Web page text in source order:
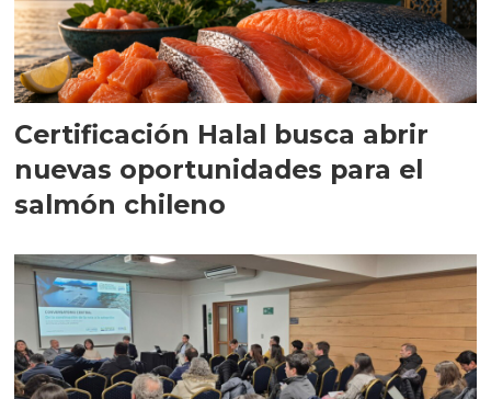
Certificación Halal busca abrir
nuevas oportunidades para el
salmón chileno